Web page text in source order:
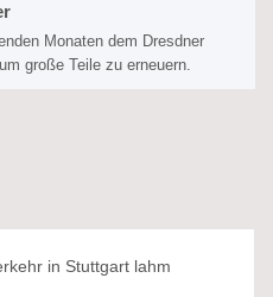
Monaten dem Dresdner
große Teile zu erneuern.
in Stuttgart lahm